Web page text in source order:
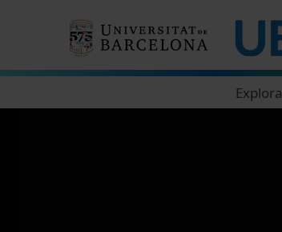
Explora